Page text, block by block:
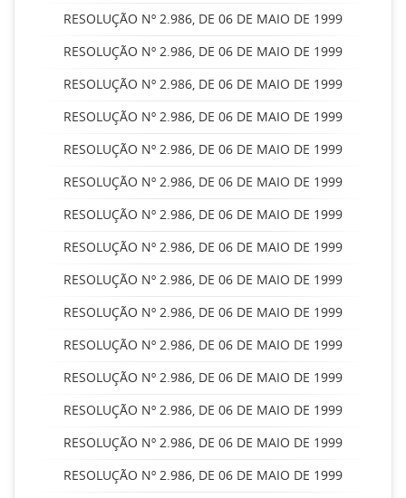
RESOLUÇÃO Nº 2.986, DE 06 DE MAIO DE 1999
RESOLUÇÃO Nº 2.986, DE 06 DE MAIO DE 1999
RESOLUÇÃO Nº 2.986, DE 06 DE MAIO DE 1999
RESOLUÇÃO Nº 2.986, DE 06 DE MAIO DE 1999
RESOLUÇÃO Nº 2.986, DE 06 DE MAIO DE 1999
RESOLUÇÃO Nº 2.986, DE 06 DE MAIO DE 1999
RESOLUÇÃO Nº 2.986, DE 06 DE MAIO DE 1999
RESOLUÇÃO Nº 2.986, DE 06 DE MAIO DE 1999
RESOLUÇÃO Nº 2.986, DE 06 DE MAIO DE 1999
RESOLUÇÃO Nº 2.986, DE 06 DE MAIO DE 1999
RESOLUÇÃO Nº 2.986, DE 06 DE MAIO DE 1999
RESOLUÇÃO Nº 2.986, DE 06 DE MAIO DE 1999
RESOLUÇÃO Nº 2.986, DE 06 DE MAIO DE 1999
RESOLUÇÃO Nº 2.986, DE 06 DE MAIO DE 1999
RESOLUÇÃO Nº 2.986, DE 06 DE MAIO DE 1999